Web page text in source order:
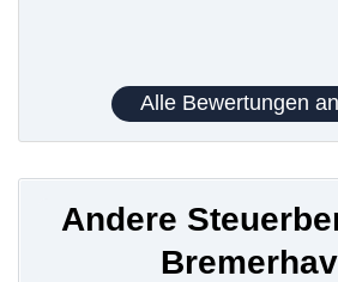
Alle Bewertungen
Andere